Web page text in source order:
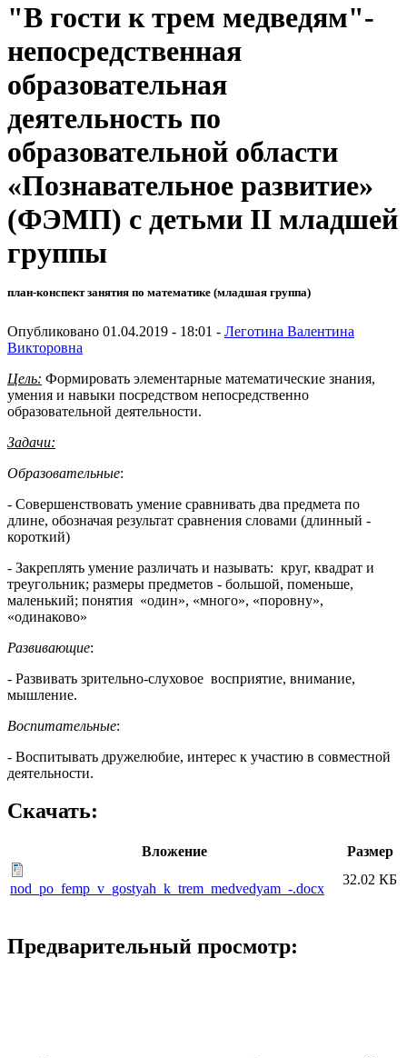
"В гости к трем медведям"-
непосредственная
образовательная
деятельность по
образовательной области
«Познавательное развитие»
(ФЭМП) с детьми II младшей
группы
план-конспект занятия по математике (младшая группа)
Опубликовано 01.04.2019 - 18:01 - Леготина Валентина
Викторовна
Цель: Формировать элементарные математические знания,
умения и навыки посредством непосредственно
образовательной деятельности.
Задачи:
Образовательные:
- Совершенствовать умение сравнивать два предмета по
длине, обозначая результат сравнения словами (длинный -
короткий)
- Закреплять умение различать и называть: круг, квадрат и
треугольник; размеры предметов - большой, поменьше,
маленький; понятия «один», «много», «поровну»,
«одинаково»
Развивающие:
- Развивать зрительно-слуховое восприятие, внимание,
мышление.
Воспитательные:
- Воспитывать дружелюбие, интерес к участию в совместной
деятельности.
Скачать:
Вложение Размер
nod_po_femp_v_gostyah_k_trem_medvedyam_-.docx
32.02 КБ
Предварительный просмотр: